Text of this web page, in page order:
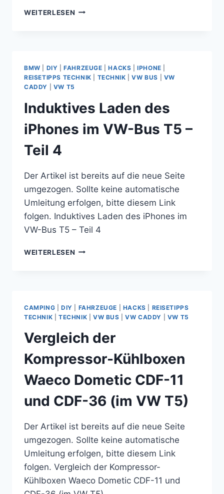
WEITERLESEN TAUSCH
WINTERHOFF
3000
BMW DIY |FAHRZEUGE |HACKS |IPHONE
REISETIPPS TECHNIK
TECHNIK |VW BUS
VW
CADDY
VW T5
Induktives Laden des
iPhones im VW-Bus T5 –
Teil 4
Der Artikel ist bereits auf die neue Seite
umgezogen. Sollte keine automatische
Umleitung erfolgen, bitte diesem Link
folgen. Induktives Laden des iPhones im
VW-Bus T5 – Teil 4
WEITERLESEN INDUKTIVES
VW-
BUS
–
TEIL
4
CAMPING DIY FAHRZEUGE HACKS
REISETIPPS
TECHNIK
TECHNIK VW BUS |VW CADDY VW T5
Vergleich der
Kompressor-Kühlboxen
Waeco Dometic CDF-11
und CDF-36 (im VW T5)
Der Artikel ist bereits auf die neue Seite
umgezogen. Sollte keine automatische
Umleitung erfolgen, bitte diesem Link
folgen. Vergleich der Kompressor-
Kühlboxen Waeco Dometic CDF-11 und